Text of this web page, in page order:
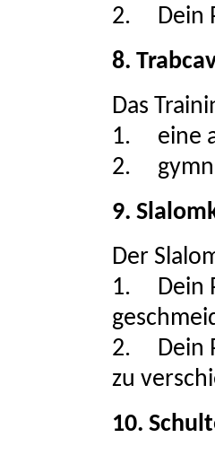
2. Dein
8.
Das
1.
eine
2.
9.
Der
1.
Dein
2. Dein
zu
10.